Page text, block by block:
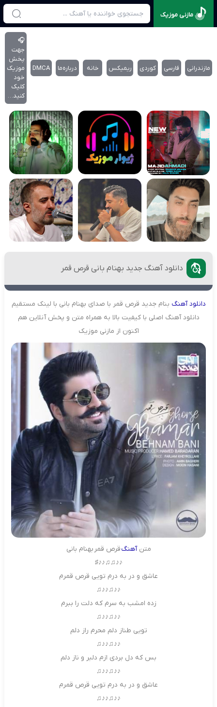
مازنی موزیک
مازندرانی فارسی کوردی ریمیکس خانه درباره‌‌ما DMCA
🎧
جهت
پخش
موزیک
خود
کلیک
کنید…
دانلود آهنگ جدید بهنام بانی قرص قمر
دانلودآهنگ بنام جدید قرص قمر با صدای بهنام بانی با لینک مستقیم
دانلود آهنگ اصلی با کیفیت بالا به همراه متن و پخش آنلاین هم
اکنون از مازنی موزیک
متنآهنگقرص قمر بهنام بانی
♪♪♫♫♪♪♯
عاشق و در به درم تویی قرص قمرم
♪♪♫♪♪♫
زده امشب به سرم که دلت را ببرم
♪♪♫♪♪♫
تویی طناز دلم محرم راز دلم
♪♪♫♪♪♫
بس که دل بردی ازم دلبر و ناز دلم
♪♪♫♪♪♫
عاشق و در به درم تویی قرص قمرم
♪♪♫♪♪♫